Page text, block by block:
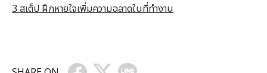
3 สเต็ป ฝึกหายใจเพิ่มความฉลาดในที่ทำงาน